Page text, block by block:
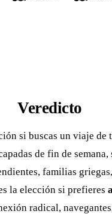
Veredicto
si buscas un viaje de
de fin de semana,
familias
la elección si prefieres
radical,